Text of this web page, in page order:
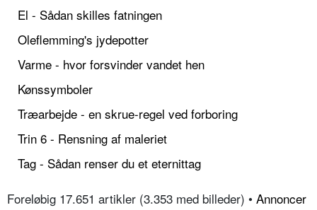
El - Sådan skilles fatningen
Oleflemming's jydepotter
Varme - hvor forsvinder vandet hen
Kønssymboler
Træarbejde - en skrue-regel ved forboring
Trin 6 - Rensning af maleriet
Tag - Sådan renser du et eternittag
Foreløbig 17.651 artikler (3.353 med billeder) • Annoncer